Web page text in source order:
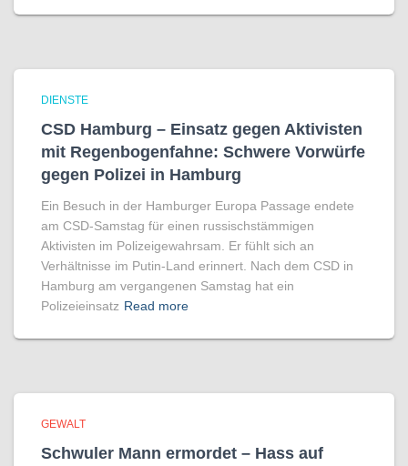
DIENSTE
CSD Hamburg – Einsatz gegen Aktivisten
mit Regenbogen­fahne: Schwere Vorwürfe
gegen Polizei in Hamburg
Ein Besuch in der Hamburger Europa Passage endete
am CSD-Samstag für einen russischstämmigen
Aktivisten im Polizeigewahrsam. Er fühlt sich an
Verhältnisse im Putin-Land erinnert. Nach dem CSD in
Hamburg am vergangenen Samstag hat ein
Polizeieinsatz Read more
GEWALT
Schwuler Mann ermordet – Hass auf